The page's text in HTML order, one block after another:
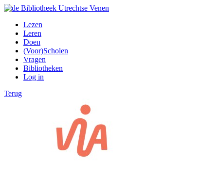
Lezen
Leren
Doen
(Voor)Scholen
Vragen
Bibliotheken
Log in
Terug